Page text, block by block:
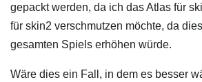
gepackt werden, da ich das Atlas für
für skin2 verschmutzen möchte, da
gesamten Spiels erhöhen würde.
Wäre dies ein Fall, in dem es besser